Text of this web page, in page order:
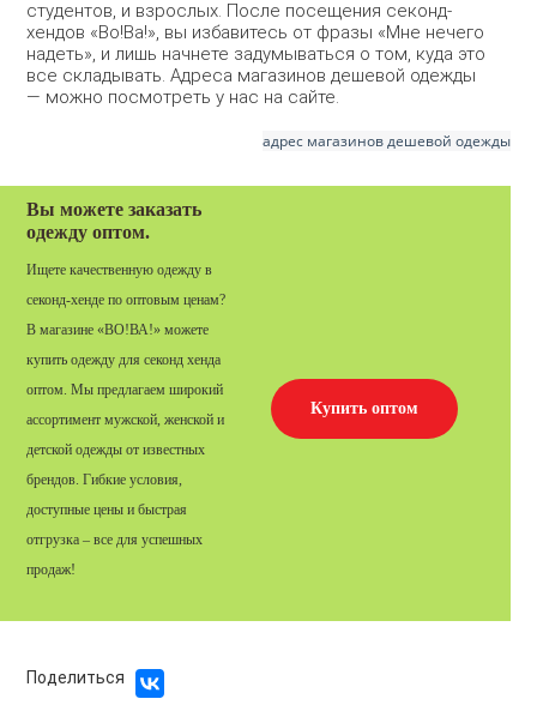
студентов, и взрослых. После посещения секонд-
хендов «Во!Ва!», вы избавитесь от фразы «Мне нечего
надеть», и лишь начнете задумываться о том, куда это
все складывать. Адреса магазинов дешевой одежды
— можно посмотреть у нас на сайте.
адрес магазинов дешевой одежды
Вы можете заказать
одежду оптом.
Ищете качественную одежду в
секонд-хенде по оптовым ценам?
В магазине «ВО!ВА!» можете
купить одежду для секонд хенда
оптом. Мы предлагаем широкий
ассортимент мужской, женской и
детской одежды от известных
брендов. Гибкие условия,
доступные цены и быстрая
отгрузка – все для успешных
продаж!
Купить оптом
Поделиться